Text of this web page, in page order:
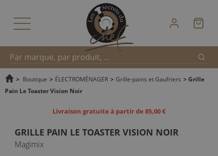
Recherche
> Boutique > ÉLECTROMÉNAGER > Grille-pains et Gaufriers > Grille
Pain Le Toaster Vision Noir
Livraison gratuite à partir de 85,00 €
GRILLE PAIN LE TOASTER VISION NOIR
Magimix